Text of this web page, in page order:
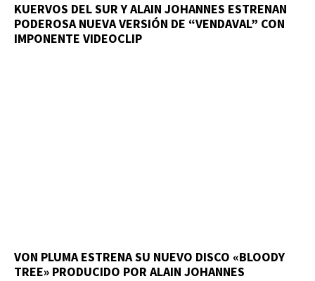
KUERVOS DEL SUR Y ALAIN JOHANNES ESTRENAN
PODEROSA NUEVA VERSIÓN DE “VENDAVAL” CON
IMPONENTE VIDEOCLIP
VON PLUMA ESTRENA SU NUEVO DISCO «BLOODY
TREE» PRODUCIDO POR ALAIN JOHANNES